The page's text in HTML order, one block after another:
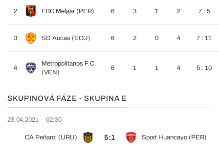
2 FBC Melgar (PER) 6 3 1 2 7 : 5
3 SD Aucas (ECU) 6 2 0 4 7 : 11
4
Metropolitanos F.C.
(VEN)
6 1 1 4 5 : 10
SKUPINOVÁ FÁZE - SKUPINA E
23.04.2021 02:30
CA Peñarol (URU) 5:1 Sport Huancayo (PER)